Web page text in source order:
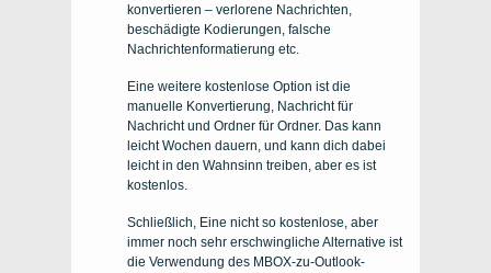
konvertieren – verlorene Nachrichten,
beschädigte Kodierungen, falsche
Nachrichtenformatierung etc.
Eine weitere kostenlose Option ist die
manuelle Konvertierung, Nachricht für
Nachricht und Ordner für Ordner. Das kann
leicht Wochen dauern, und kann dich dabei
leicht in den Wahnsinn treiben, aber es ist
kostenlos.
Schließlich, Eine nicht so kostenlose, aber
immer noch sehr erschwingliche Alternative ist
die Verwendung des MBOX-zu-Outlook-